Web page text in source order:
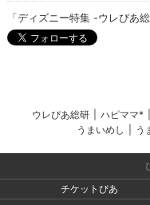
「ディズニー特集 -ウレぴあ
ウレぴあ総研 ハピママ*
うまいめし
う
チケットぴあ